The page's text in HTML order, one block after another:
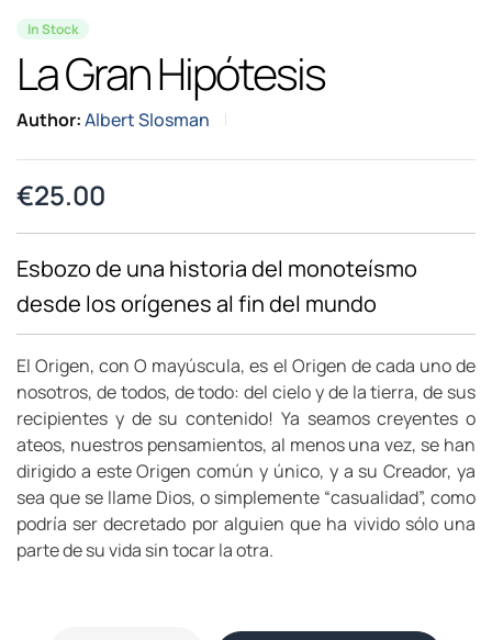
In Stock
La Gran Hipótesis
Author:Albert Slosman
€25.00
Esbozo de una historia del monoteísmo
desde los orígenes al fin del mundo
El Origen, con O mayúscula, es el Origen de cada uno de
nosotros, de todos, de todo: del cielo y de la tierra, de sus
recipientes y de su contenido! Ya seamos creyentes o
ateos, nuestros pensamientos, al menos una vez, se han
dirigido a este Origen común y único, y a su Creador, ya
sea que se llame Dios, o simplemente “casualidad”, como
podría ser decretado por alguien que ha vivido sólo una
parte de su vida sin tocar la otra.